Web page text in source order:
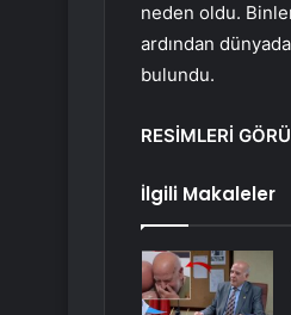
neden oldu.
ardından
bulundu.
RESİMLERİ
İlgili Makaleler